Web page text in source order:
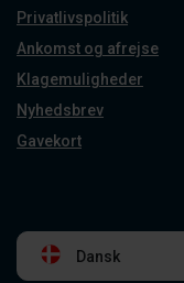
Privatlivspolitik
Ankomst og afrejse
Klagemuligheder
Nyhedsbrev
Gavekort
Dansk